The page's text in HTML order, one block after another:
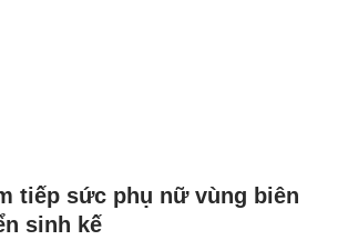
tiếp sức phụ nữ vùng biên
sinh kế